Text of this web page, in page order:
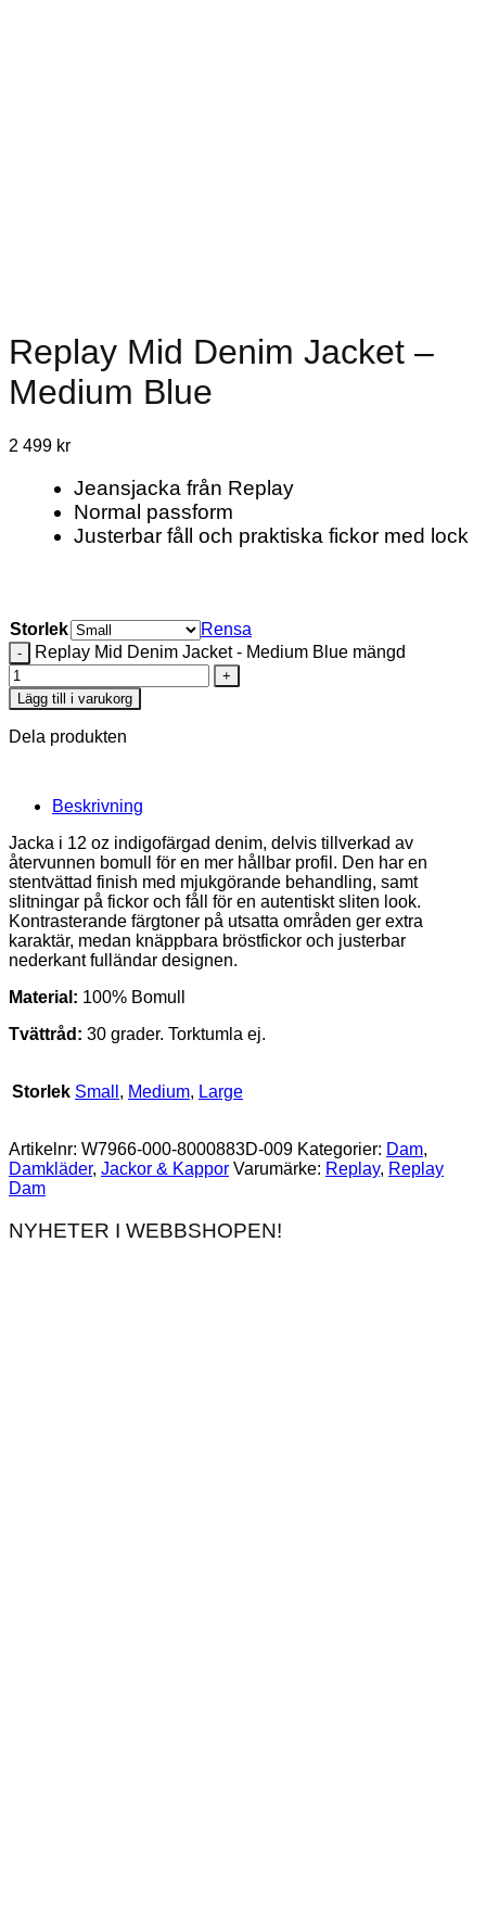
Replay Mid Denim Jacket –
Medium Blue
2 499 kr
Jeansjacka från Replay
Normal passform
Justerbar fåll och praktiska fickor med lock
Storlek
Rensa
Replay Mid Denim Jacket - Medium Blue mängd
Lägg till i varukorg
Dela produkten
Beskrivning
Jacka i 12 oz indigofärgad denim, delvis tillverkad av
återvunnen bomull för en mer hållbar profil. Den har en
stentvättad finish med mjukgörande behandling, samt
slitningar på fickor och fåll för en autentiskt sliten look.
Kontrasterande färgtoner på utsatta områden ger extra
karaktär, medan knäppbara bröstfickor och justerbar
nederkant fulländar designen.
Material: 100% Bomull
Tvättråd: 30 grader. Torktumla ej.
Storlek Small , Medium, Large
Artikelnr: W7966-000-8000883D-009 Kategorier: Dam,
Damkläder, Jackor & Kappor Varumärke: Replay, Replay
Dam
NYHETER I WEBBSHOPEN!